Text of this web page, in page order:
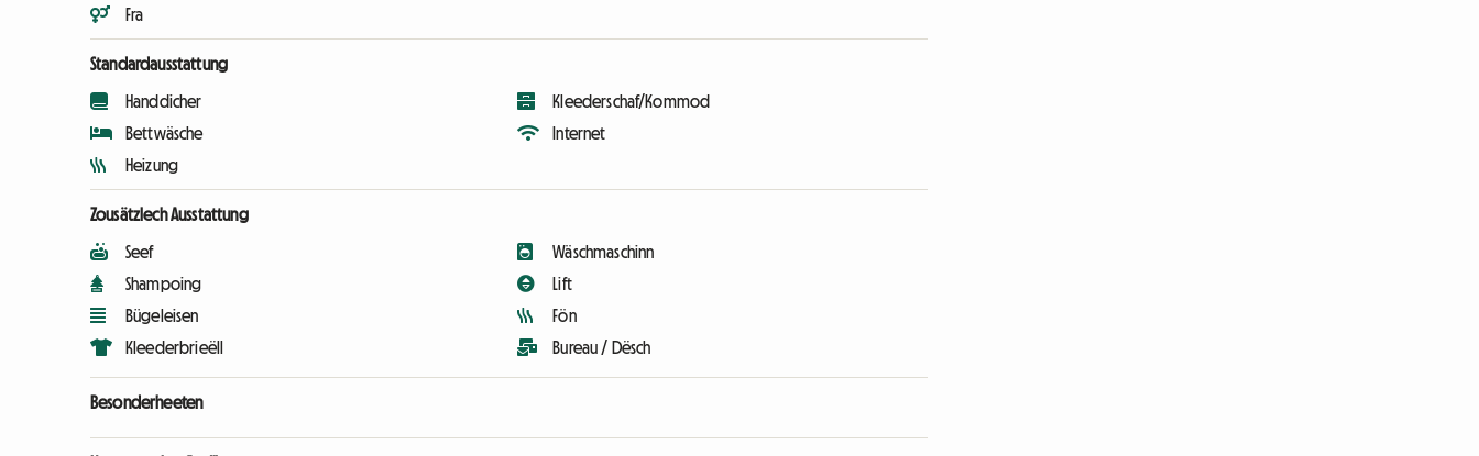
Fra
Standardausstattung
Handdicher
Bettwäsche
Heizung
Kleederschaf/Kommod
Internet
Zousätzlech Ausstattung
Seef
Shampoing
Bügeleisen
Kleederbrieëll
Wäschmaschinn
Lift
Fön
Bureau / Dësch
Besonderheeten